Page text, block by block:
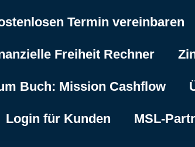
Termin vereinbaren
Freiheit Rechner
Buch: Mission Cashflow
Login für Kunden MSL-